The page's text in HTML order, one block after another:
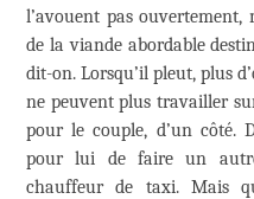
l’avouent pas ouvertement,
de la viande abordable
dit-on. Lorsqu’il pleut, plus
ne peuvent plus travailler
pour le couple, d’un côté.
pour lui de faire un
chauffeur de taxi. Mais